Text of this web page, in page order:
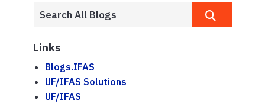
Links
Blogs.IFAS
UF/IFAS Solutions
UF/IFAS